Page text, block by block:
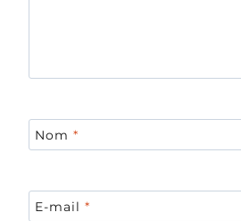
Nom *
E-mail *